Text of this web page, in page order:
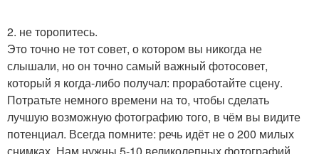
2. не торопитесь.
Это точно не тот совет, о котором вы никогда не
слышали, но он точно самый важный фотосовет,
который я когда-либо получал: проработайте сцену.
Потратьте немного времени на то, чтобы сделать
лучшую возможную фотографию того, в чём вы видите
потенциал. Всегда помните: речь идёт не о 200 милых